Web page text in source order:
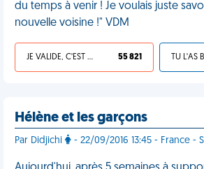
du temps à venir ! Je voulais juste
nouvelle voisine !" VDM
JE VALIDE, C'EST UNE VDM 55 821
Hélène et les garçons
Par Didjichi - 22/09/2016 13:45 - France -